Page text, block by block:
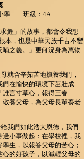
學 班級：4A
鯉」的故事，都會令我想
本，也是中華民族千古不變
之義。」更何況身為萬物
就含辛茹苦地撫養我們，
在愉快的環境下茁壯成
言寸草心，報得三春
養父母，為父母長輩養老
我們如此浩大恩德，我們
小事做起：在學校裡，我
生，以報答父母的苦心；
的好孩子，以減輕父母的